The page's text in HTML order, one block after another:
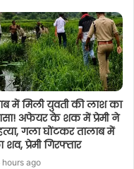
में मिली युवती की लाश का
अफेयर के शक में प्रेमी ने
गला घोंटकर तालाब में
प्रेमी गिरफ्तार
hours ago